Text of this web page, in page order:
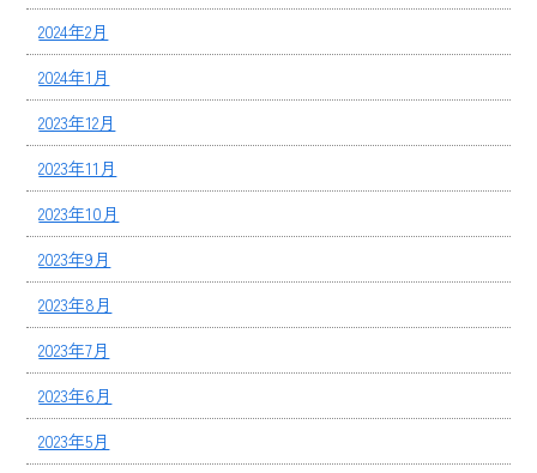
2024年2月
2024年1月
2023年12月
2023年11月
2023年10月
2023年9月
2023年8月
2023年7月
2023年6月
2023年5月